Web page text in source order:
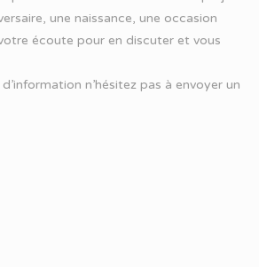
une naissance, une occasion
écoute pour en discuter et vous
n’hésitez pas à envoyer un